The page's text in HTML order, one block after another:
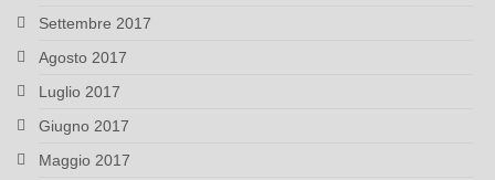
Settembre 2017
Agosto 2017
Luglio 2017
Giugno 2017
Maggio 2017